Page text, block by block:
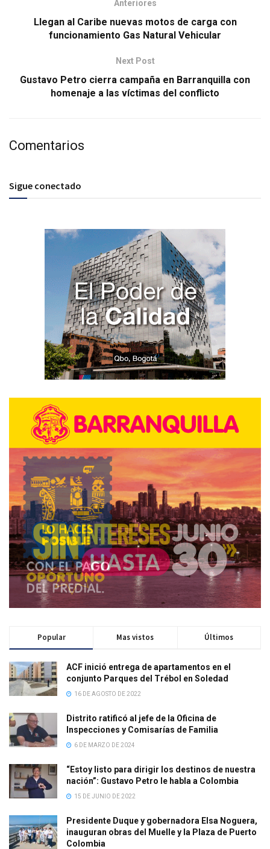
Anteriores
Llegan al Caribe nuevas motos de carga con
funcionamiento Gas Natural Vehicular
Next Post
Gustavo Petro cierra campaña en Barranquilla con
homenaje a las víctimas del conflicto
Comentarios
Sigue conectado
Popular Mas vistos Últimos
ACF inició entrega de apartamentos en el
conjunto Parques del Trébol en Soledad
16 DE AGOSTO DE 2022
Distrito ratificó al jefe de la Oficina de
Inspecciones y Comisarías de Familia
6 DE MARZO DE 2024
“Estoy listo para dirigir los destinos de nuestra
nación”: Gustavo Petro le habla a Colombia
15 DE JUNIO DE 2022
Presidente Duque y gobernadora Elsa Noguera,
inauguran obras del Muelle y la Plaza de Puerto
Colombia